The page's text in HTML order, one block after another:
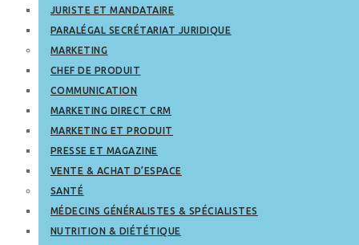
JURISTE ET MANDATAIRE
PARALÉGAL SECRÉTARIAT JURIDIQUE
MARKETING
CHEF DE PRODUIT
COMMUNICATION
MARKETING DIRECT CRM
MARKETING ET PRODUIT
PRESSE ET MAGAZINE
VENTE & ACHAT D’ESPACE
SANTÉ
MÉDECINS GÉNÉRALISTES & SPÉCIALISTES
NUTRITION & DIÉTÉTIQUE